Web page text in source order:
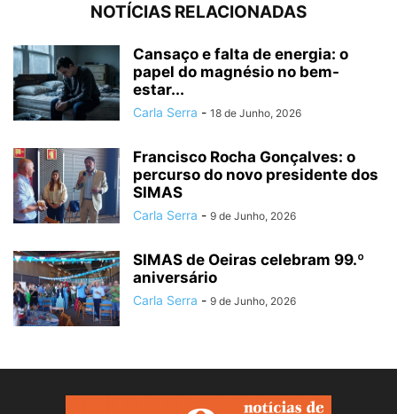
NOTÍCIAS RELACIONADAS
Cansaço e falta de energia: o
papel do magnésio no bem-
estar...
Carla Serra - 18 de Junho, 2026
Francisco Rocha Gonçalves: o
percurso do novo presidente dos
SIMAS
Carla Serra - 9 de Junho, 2026
SIMAS de Oeiras celebram 99.º
aniversário
Carla Serra - 9 de Junho, 2026